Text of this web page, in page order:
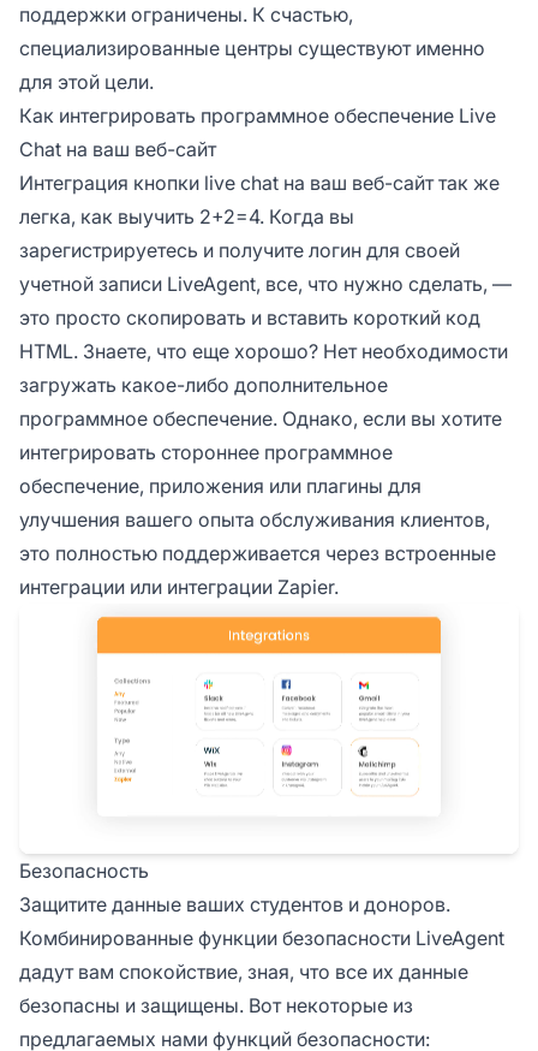
поддержки ограничены. К счастью,
специализированные центры существуют именно
для этой цели.
Как интегрировать программное обеспечение Live
Chat на ваш веб-сайт
Интеграция кнопки live chat на ваш веб-сайт так же
легка, как выучить 2+2=4. Когда вы
зарегистрируетесь и получите логин для своей
учетной записи LiveAgent, все, что нужно сделать, —
это просто скопировать и вставить короткий код
HTML. Знаете, что еще хорошо? Нет необходимости
загружать какое-либо дополнительное
программное обеспечение. Однако, если вы хотите
интегрировать стороннее программное
обеспечение, приложения или плагины для
улучшения вашего опыта обслуживания клиентов,
это полностью поддерживается через встроенные
интеграции или интеграции Zapier.
Безопасность
Защитите данные ваших студентов и доноров.
Комбинированные функции безопасности LiveAgent
дадут вам спокойствие, зная, что все их данные
безопасны и защищены. Вот некоторые из
предлагаемых нами функций безопасности: